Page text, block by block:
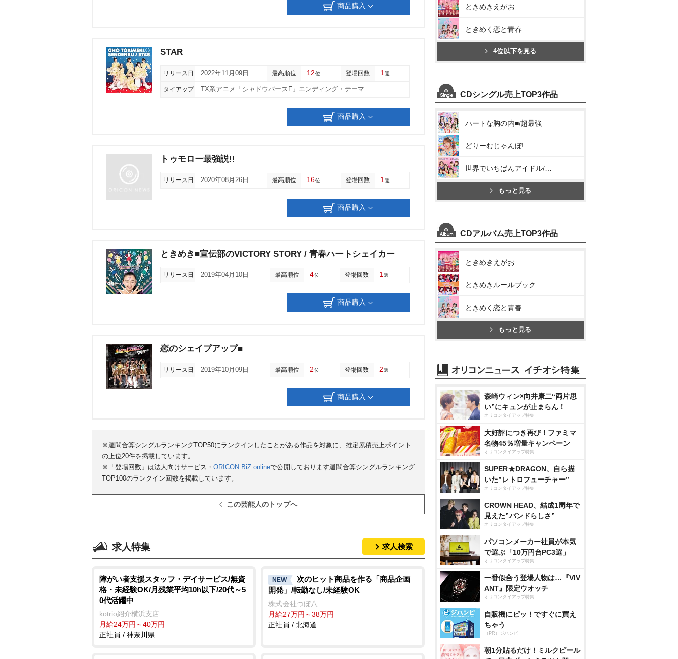
商品購入
STAR
リリース日 2022年11月09日 最高順位 12位 登場回数 1 週
タイアップ TX系アニメ「シャドウバースF」エンディング・テーマ
商品購入
トゥモロー最強説!!
リリース日 2020年08月26日 最高順位 16位 登場回数 1 週
商品購入
ときめき■宣伝部のVICTORY STORY / 青春ハートシェイカー
リリース日 2019年04月10日 最高順位 4位 登場回数 1 週
商品購入
恋のシェイプアップ■
リリース日 2019年10月09日 最高順位 2位 登場回数 2週
商品購入
※週間合算シングルランキングTOP50にランクインしたことがある作品を対象に、推定累積売上ポイント
の上位20件を掲載しています。
※「登場回数」は法人向けサービス・ ORICON BiZ onlineで公開しております週間合算シングルランキング
TOP100のランクイン回数を掲載しています。
この芸能人のトップへ
求人特集 求人検索
障がい者支援スタッフ・デイサービス/無資
格・未経験OK/月残業平均10h以下/20代～5
0代活躍中
kotrio紹介横浜支店
月給24万円～40万円
正社員 / 神奈川県
NEW
次のヒット商品を作る「商品企画
開発」/転勤なし/未経験OK
株式会社つぼ八
月給27万円～38万円
正社員 / 北海道
ときめきえがお
ときめく恋と青春
4位以下を見る
CDシングル売上TOP3作品
ハートな胸の内■/超最強
どりーむじゃんぼ!
もっと見る
CDアルバム売上TOP3作品
ときめきえがお
ときめきルールブック
ときめく恋と青春
もっと見る
森崎ウィン×向井康二“両片思
い”にキュンが止まらん！
オリコンタイアップ特集
大好評につき再び！ファミマ
名物45％増量キャンペーン
オリコンタイアップ特集
SUPER★DRAGON、自ら描
いた”レトロフューチャー”
オリコンタイアップ特集
CROWN HEAD、結成1周年で
見えた”バンドらしさ”
オリコンタイアップ特集
パソコンメーカー社員が本気
で選ぶ「10万円台PC3選」
オリコンタイアップ特集
一番似合う登場人物は…『VIV
ANT』限定ウオッチ
オリコンタイアップ特集
自販機にピッ！ですぐに買え
ちゃう
（PR）ジハンピ
朝1分貼るだけ！ミルクピール